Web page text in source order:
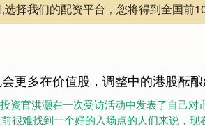
择我们的配资平台，您将得到全国前
更多在价值股，调整中的港股酝
资官洪灏在一次受访活动中发表了自己对
很难找到一个好的入场点的人们来说，现